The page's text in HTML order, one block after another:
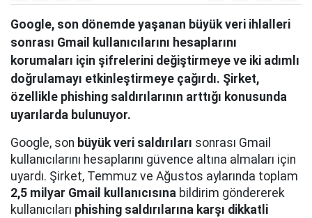
Google, son dönemde yaşanan büyük veri ihlalleri
sonrası Gmail kullanıcılarını hesaplarını
korumaları için şifrelerini değiştirmeye ve iki adımlı
doğrulamayı etkinleştirmeye çağırdı. Şirket,
özellikle phishing saldırılarının arttığı konusunda
uyarılarda bulunuyor.
Google, son büyük veri saldırıları sonrası Gmail
kullanıcılarını hesaplarını güvence altına almaları için
uyardı. Şirket, Temmuz ve Ağustos aylarında toplam
2,5 milyar Gmail kullanıcısına bildirim göndererek
kullanıcıları phishing saldırılarına karşı dikkatli